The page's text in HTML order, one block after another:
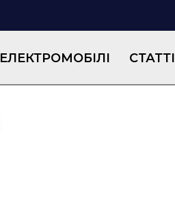
ЕЛЕКТРОМОБІЛІ СТАТТІ